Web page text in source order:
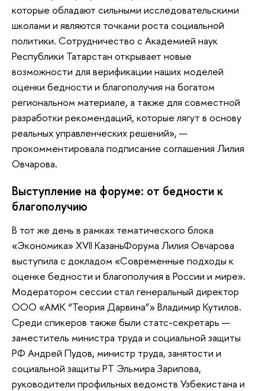
которые обладают сильными исследовательскими
школами и являются точками роста социальной
политики. Сотрудничество с Академией наук
Республики Татарстан открывает новые
возможности для верификации наших моделей
оценки бедности и благополучия на богатом
региональном материале, а также для совместной
разработки рекомендаций, которые лягут в основу
реальных управленческих решений», —
прокомментировала подписание соглашения Лилия
Овчарова.
Выступление на форуме: от бедности к
благополучию
В тот же день в рамках тематического блока
«Экономика» XVII КазаньФорума Лилия Овчарова
выступила с докладом «Современные подходы к
оценке бедности и благополучия в России и мире».
Модератором сессии стал генеральный директор
ООО «АМК “Теория Дарвина”» Владимир Кутилов.
Среди спикеров также были статс-секретарь —
заместитель министра труда и социальной защиты
РФ Андрей Пудов, министр труда, занятости и
социальной защиты РТ Эльмира Зарипова,
руководители профильных ведомств Узбекистана и